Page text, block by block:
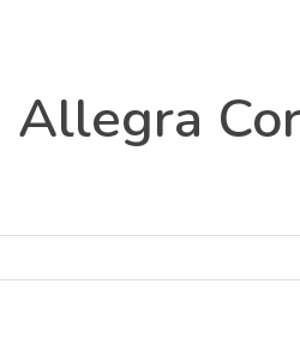
Allegra